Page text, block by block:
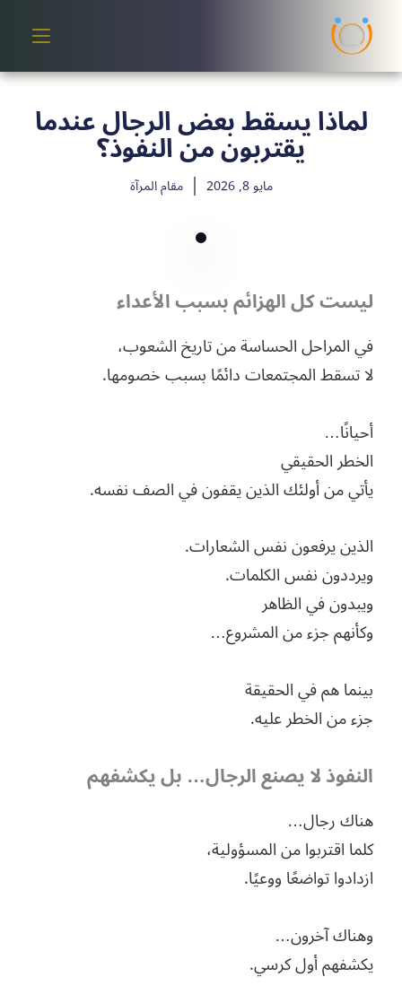
المحتوى
لماذا يسقط بعض الرجال عندما
يقتربون من النفوذ؟
مايو 8, 2026 مقام المرآة
ليست كل الهزائم بسبب الأعداء
في المراحل الحساسة من تاريخ الشعوب،
لا تسقط المجتمعات دائمًا بسبب خصومها.
أحيانًا…
الخطر الحقيقي
يأتي من أولئك الذين يقفون في الصف نفسه.
الذين يرفعون نفس الشعارات.
ويرددون نفس الكلمات.
ويبدون في الظاهر
وكأنهم جزء من المشروع…
بينما هم في الحقيقة
جزء من الخطر عليه.
النفوذ لا يصنع الرجال… بل يكشفهم
هناك رجال…
كلما اقتربوا من المسؤولية،
ازدادوا تواضعًا ووعيًا.
وهناك آخرون…
يكشفهم أول كرسي.